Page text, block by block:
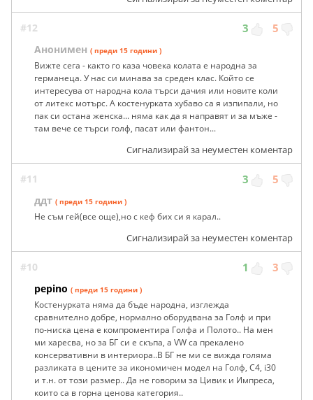
#12 3 5
Анонимен ( преди 15 години )
Вижте сега - както го каза човека колата е народна за
германеца. У нас си минава за среден клас. Който се
интересува от народна кола търси дачия или новите коли
от литекс мотърс. А костенурката хубаво са я изпипали, но
пак си остана женска... няма как да я направят и за мъже -
там вече се търси голф, пасат или фантон...
Сигнализирай за неуместен коментар
#11 3 5
ддт ( преди 15 години )
Не съм гей(все още),но с кеф бих си я карал..
Сигнализирай за неуместен коментар
#10 1 3
pepino ( преди 15 години )
Костенурката няма да бъде народна, изглежда
сравнително добре, нормално оборудвана за Голф и при
по-ниска цена е компроментира Голфа и Полото.. На мен
ми харесва, но за БГ си е скъпа, а VW са прекалено
консервативни в интериора..В БГ не ми се вижда голяма
разликата в цените за икономичен модел на Голф, С4, i30
и т.н. от този размер.. Да не говорим за Цивик и Импреса,
които са в горна ценова категория..